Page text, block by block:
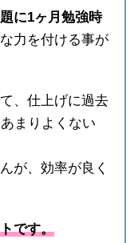
に1ヶ月勉強時
力を付ける事が
、仕上げに過去
まりよくない
が、効率が良く
です。